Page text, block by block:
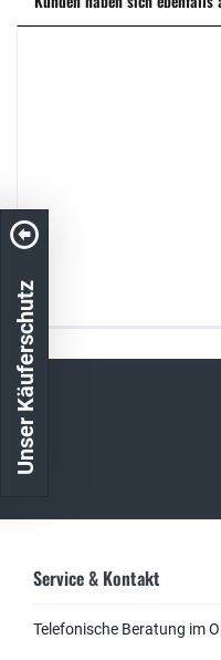
Service & Kontakt
Telefonische Beratung im
Unser Käuferschutz